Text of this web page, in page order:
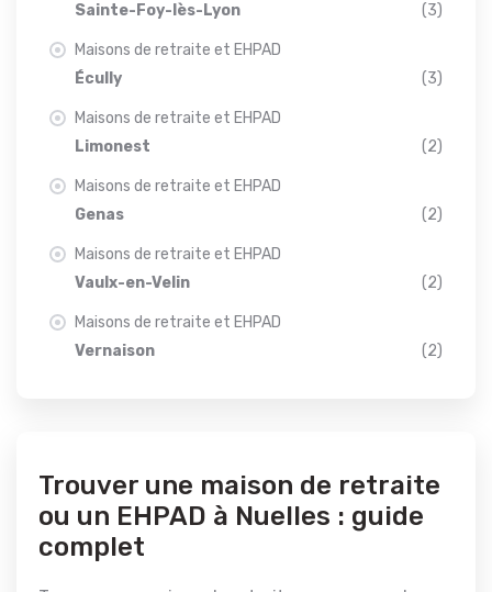
Sainte-Foy-lès-Lyon
(3)
Maisons de retraite et EHPAD
Écully
(3)
Maisons de retraite et EHPAD
Limonest
(2)
Maisons de retraite et EHPAD
Genas
(2)
Maisons de retraite et EHPAD
Vaulx-en-Velin
(2)
Maisons de retraite et EHPAD
Vernaison
(2)
Trouver une maison de retraite
ou un EHPAD à Nuelles : guide
complet